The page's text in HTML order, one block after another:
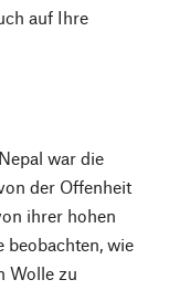
auf Ihre
war die
der Offenheit
ihrer hohen
beobachten, wie
Wolle zu